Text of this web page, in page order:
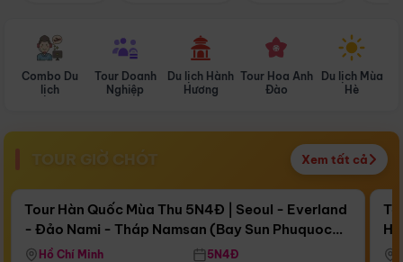
Combo Du
lịch
Tour Doanh
Nghiệp
Du lịch Hành
Hương
Tour Hoa Anh
Đào
Du lịch Mùa
Hè
TOUR GIỜ CHÓT Xem tất cả
Còn16 ngày 17:41:50
Bay Sun Phuquoc Airways
Điểm nổi bật
Tour Hàn Quốc Mùa Thu 5N4Đ | Seoul - Everland
- Đảo Nami - Tháp Namsan (Bay Sun Phuquoc
Airways)
Hồ Chí Minh 5N4Đ